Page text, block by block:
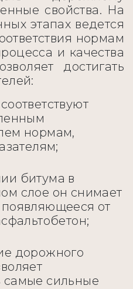
свойства. На
этапах ведется
нормам
и качества
достигать
нормам,
битума в
слое он снимает
от
дорожного
самые сильные